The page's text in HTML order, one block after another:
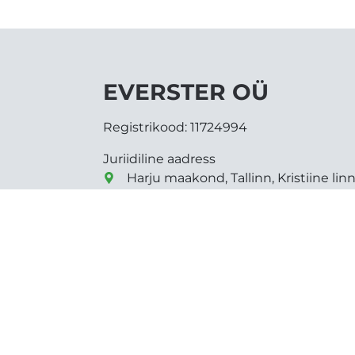
EVERSTER OÜ
Registrikood: 11724994
Juriidiline aadress
Harju maakond, Tallinn, Kristiine